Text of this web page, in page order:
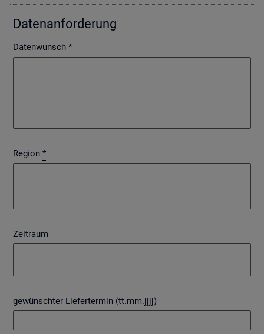
Da­ten­an­for­de­rung
Datenwunsch *
Region *
Zeitraum
gewünschter Liefertermin (tt.mm.jjjj)